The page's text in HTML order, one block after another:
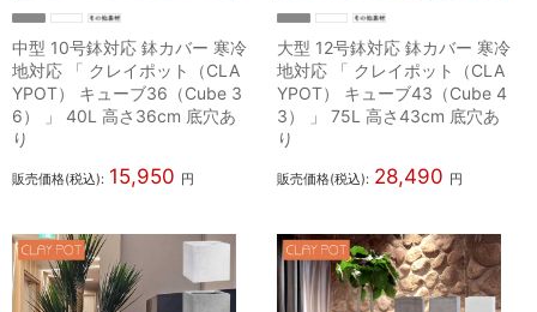
中型 10号鉢対応 鉢カバー 寒冷
地対応 「 クレイポット（CLA
YPOT） キューブ36（Cube 3
6） 」 40L 高さ36cm 底穴あ
り
販売価格(税込): 15,950 円
大型 12号鉢対応 鉢カバー 寒冷
地対応 「 クレイポット（CLA
YPOT） キューブ43（Cube 4
3） 」 75L 高さ43cm 底穴あ
り
販売価格(税込): 28,490 円